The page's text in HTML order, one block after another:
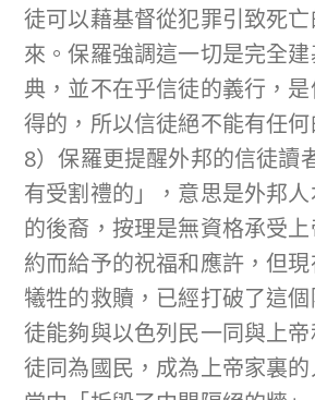
徒可以藉基督從犯罪引致死
來。保羅強調這一切是完全
典，並不在乎信徒的義行，
得的，所以信徒絕不能有任
8）保羅更提醒外邦的信徒讀
有受割禮的」，意思是外邦
的後裔，按理是無資格承受
約而給予的祝福和應許，但
犧牲的救贖，已經打破了這
徒能夠與以色列民一同與上
徒同為國民，成為上帝家裏的